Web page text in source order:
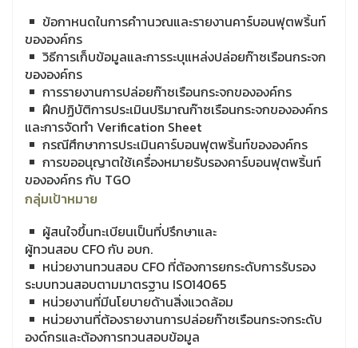
ข้อกาหนดในการคำานวณและรายงานคาร์บอนฟุตพริ้นท์
ขององค์กร
วิธีการเก็บข้อมูลและการระบุแหล่งปล่อยก๊าซเรือนกระจก
ขององค์กร
การรายงานการปล่อยก๊าซเรือนกระจกขององค์กร
ฝึกปฏิบัติการประเมินปริมาณก๊าซเรือนกระจกขององค์กร
และการจัดทำ Verification Sheet
กรณีศึกษาการประเมินคาร์บอนฟุตพริ้นท์ขององค์กร
การขออนุญาตใช้เครื่องหมายรับรองคาร์บอนฟุตพริ้นท์
ขององค์กร กับ TGO
กลุ่มเป้าหมาย
ผู้สนใจขึ้นทะเบียนเป็นที่ปรึกษาและ
ผู้ทวนสอบ CFOกับ อบก.
หน่วยงานทวนสอบ CFO ที่ต้องการยกระดับการรับรอง
ระบบทวนสอบตามมาตรฐาน ISO14065
หน่วยงานที่มีนโยบายด้านสิ่งแวดล้อม
หน่วยงานที่ต้องรายงานการปล่อยก๊าซเรือนกระจกระดับ
องด์กรและต้องการทวนสอบข้อมูล